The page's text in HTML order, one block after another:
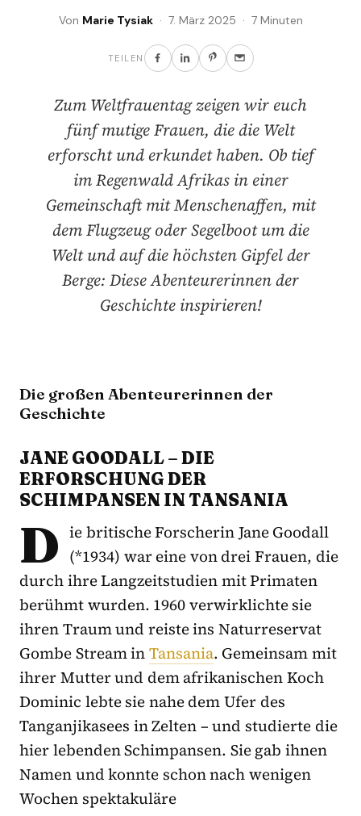
Von Marie Tysiak· 7. März 2025 · 7 Minuten
TEILEN
Zum Weltfrauentag zeigen wir euch
fünf mutige Frauen, die die Welt
erforscht und erkundet haben. Ob tief
im Regenwald Afrikas in einer
Gemeinschaft mit Menschenaffen, mit
dem Flugzeug oder Segelboot um die
Welt und auf die höchsten Gipfel der
Berge: Diese Abenteurerinnen der
Geschichte inspirieren!
Die großen Abenteurerinnen der
Geschichte
JANE GOODALL – DIE
ERFORSCHUNG DER
SCHIMPANSEN IN TANSANIA
D ie britische Forscherin Jane Goodall
(*1934) war eine von drei Frauen, die
durch ihre Langzeitstudien mit Primaten
berühmt wurden. 1960 verwirklichte sie
ihren Traum und reiste ins Naturreservat
Gombe Stream inTansania. Gemeinsam mit
ihrer Mutter und dem afrikanischen Koch
Dominic lebte sie nahe dem Ufer des
Tanganjikasees in Zelten – und studierte die
hier lebenden Schimpansen. Sie gab ihnen
Namen und konnte schon nach wenigen
Wochen spektakuläre